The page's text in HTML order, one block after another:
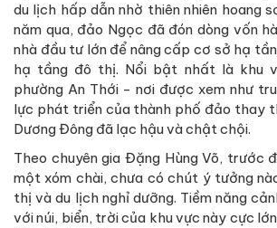
du lịch hấp dẫn nhờ thiên nhiên hoang
năm qua, đảo Ngọc đã đón dòng vốn
nhà đầu tư lớn để nâng cấp cơ sở hạ
hạ tầng đô thị. Nổi bật nhất là khu
phường An Thới - nơi được xem như
lực phát triển của thành phố đảo thay
Dương Đông đã lạc hậu và chật chội.
Theo chuyên gia Đặng Hùng Võ, trước
một xóm chài, chưa có chút ý tưởng
thị và du lịch nghỉ dưỡng. Tiềm năng
với núi, biển, trời của khu vực này cực